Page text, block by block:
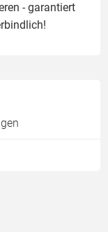
- garantiert